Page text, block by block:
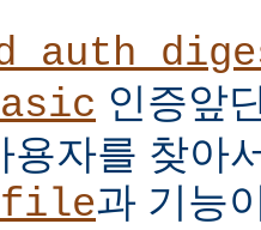
인증앞
용자를 찾아
과 기능